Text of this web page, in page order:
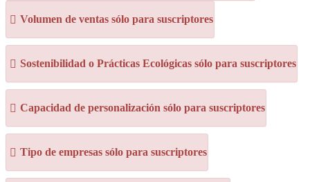
Volumen de ventas sólo para suscriptores
Sostenibilidad o Prácticas Ecológicas sólo para suscriptores
Capacidad de personalización sólo para suscriptores
Tipo de empresas sólo para suscriptores